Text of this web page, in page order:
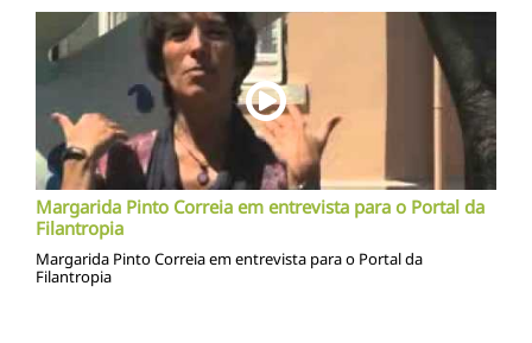
Margarida Pinto Correia em entrevista para o Portal da
Filantropia
Margarida Pinto Correia em entrevista para o Portal da
Filantropia